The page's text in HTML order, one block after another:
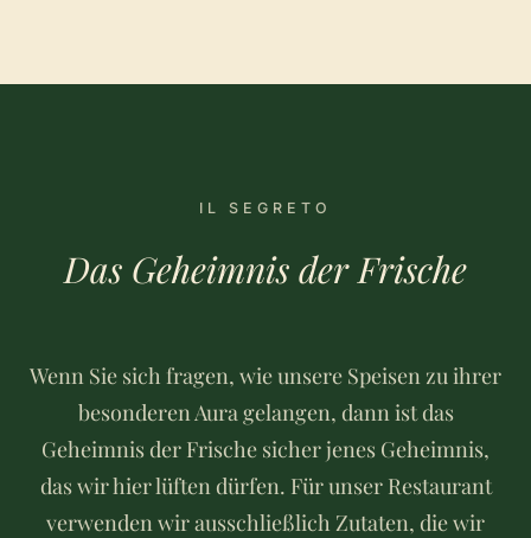
IL SEGRETO
Das Geheimnis der Frische
Wenn Sie sich fragen, wie unsere Speisen zu ihrer
besonderen Aura gelangen, dann ist das
Geheimnis der Frische sicher jenes Geheimnis,
das wir hier lüften dürfen. Für unser Restaurant
verwenden wir ausschließlich Zutaten, die wir